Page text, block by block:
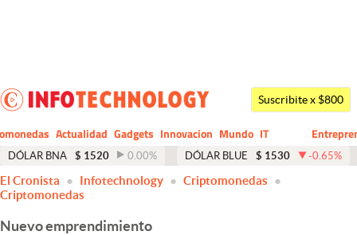
Dólar
Economía y Política
Finanzas y Mercados
Suscribite x $800
Actualidad Gadgets Innovacion Mundo
CIO
IT
Business
DÓLAR BNA $ 1520 0.00% DÓLAR BLUE $ 1530 -0.65%
El Cronista Infotechnology
Criptomonedas
Criptomonedas
Nuevo emprendimiento